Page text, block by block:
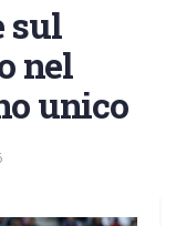
sul
nel
unico